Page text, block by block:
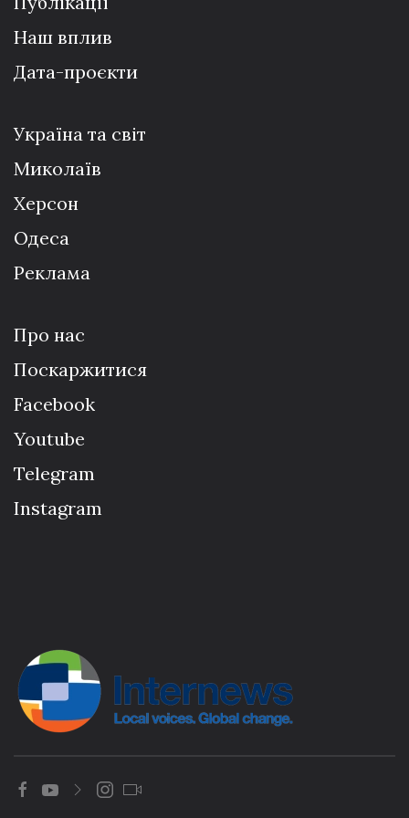
Наш вплив
Дата-проєкти
Україна та світ
Миколаїв
Херсон
Одеса
Реклама
Про нас
Поскаржитися
Facebook
Youtube
Telegram
Instagram